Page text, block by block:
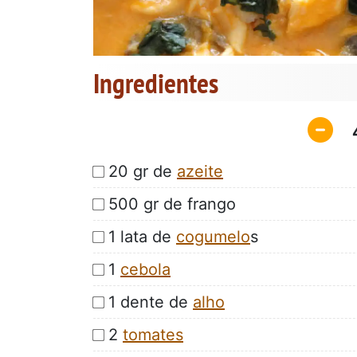
Ingredientes
20 gr de azeite
500 gr de frango
1 lata de cogumelos
1 cebola
1 dente de alho
2 tomates